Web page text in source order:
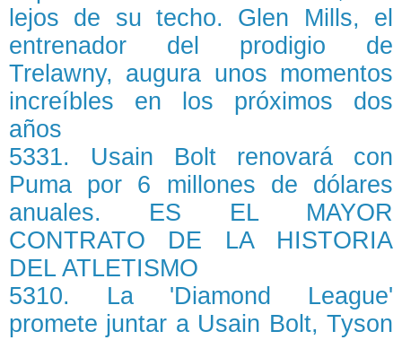
lejos de su techo. Glen Mills, el
entrenador del prodigio de
Trelawny, augura unos momentos
increíbles en los próximos dos
años
5331. Usain Bolt renovará con
Puma por 6 millones de dólares
anuales. ES EL MAYOR
CONTRATO DE LA HISTORIA
DEL ATLETISMO
5310. La 'Diamond League'
promete juntar a Usain Bolt, Tyson